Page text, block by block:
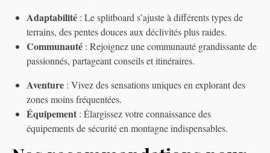
Adaptabilité : Le splitboard s’ajuste à différents types de
terrains, des pentes douces aux déclivités plus raides.
Communauté : Rejoignez une communauté grandissante de
passionnés, partageant conseils et itinéraires.
Aventure : Vivez des sensations uniques en explorant des
zones moins fréquentées.
Équipement : Élargissez votre connaissance des
équipements de sécurité en montagne indispensables.